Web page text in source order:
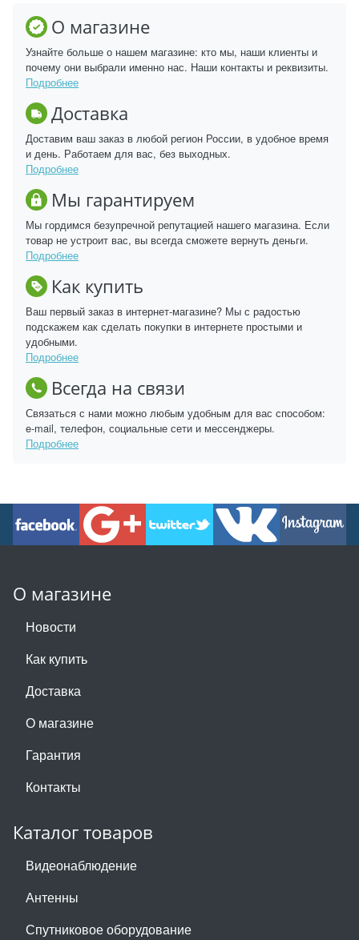
О магазине
Узнайте больше о нашем магазине: кто мы, наши клиенты и
почему они выбрали именно нас. Наши контакты и реквизиты.
Подробнее
Доставка
Доставим ваш заказ в любой регион России, в удобное время
и день. Работаем для вас, без выходных.
Подробнее
Мы гарантируем
Мы гордимся безупречной репутацией нашего магазина. Если
товар не устроит вас, вы всегда сможете вернуть деньги.
Подробнее
Как купить
Ваш первый заказ в интернет-магазине? Мы с радостью
подскажем как сделать покупки в интернете простыми и
удобными.
Подробнее
Всегда на связи
Связаться с нами можно любым удобным для вас способом:
e-mail, телефон, социальные сети и мессенджеры.
Подробнее
О магазине
Новости
Как купить
Доставка
О магазине
Гарантия
Контакты
Каталог товаров
Видеонаблюдение
Антенны
Спутниковое оборудование